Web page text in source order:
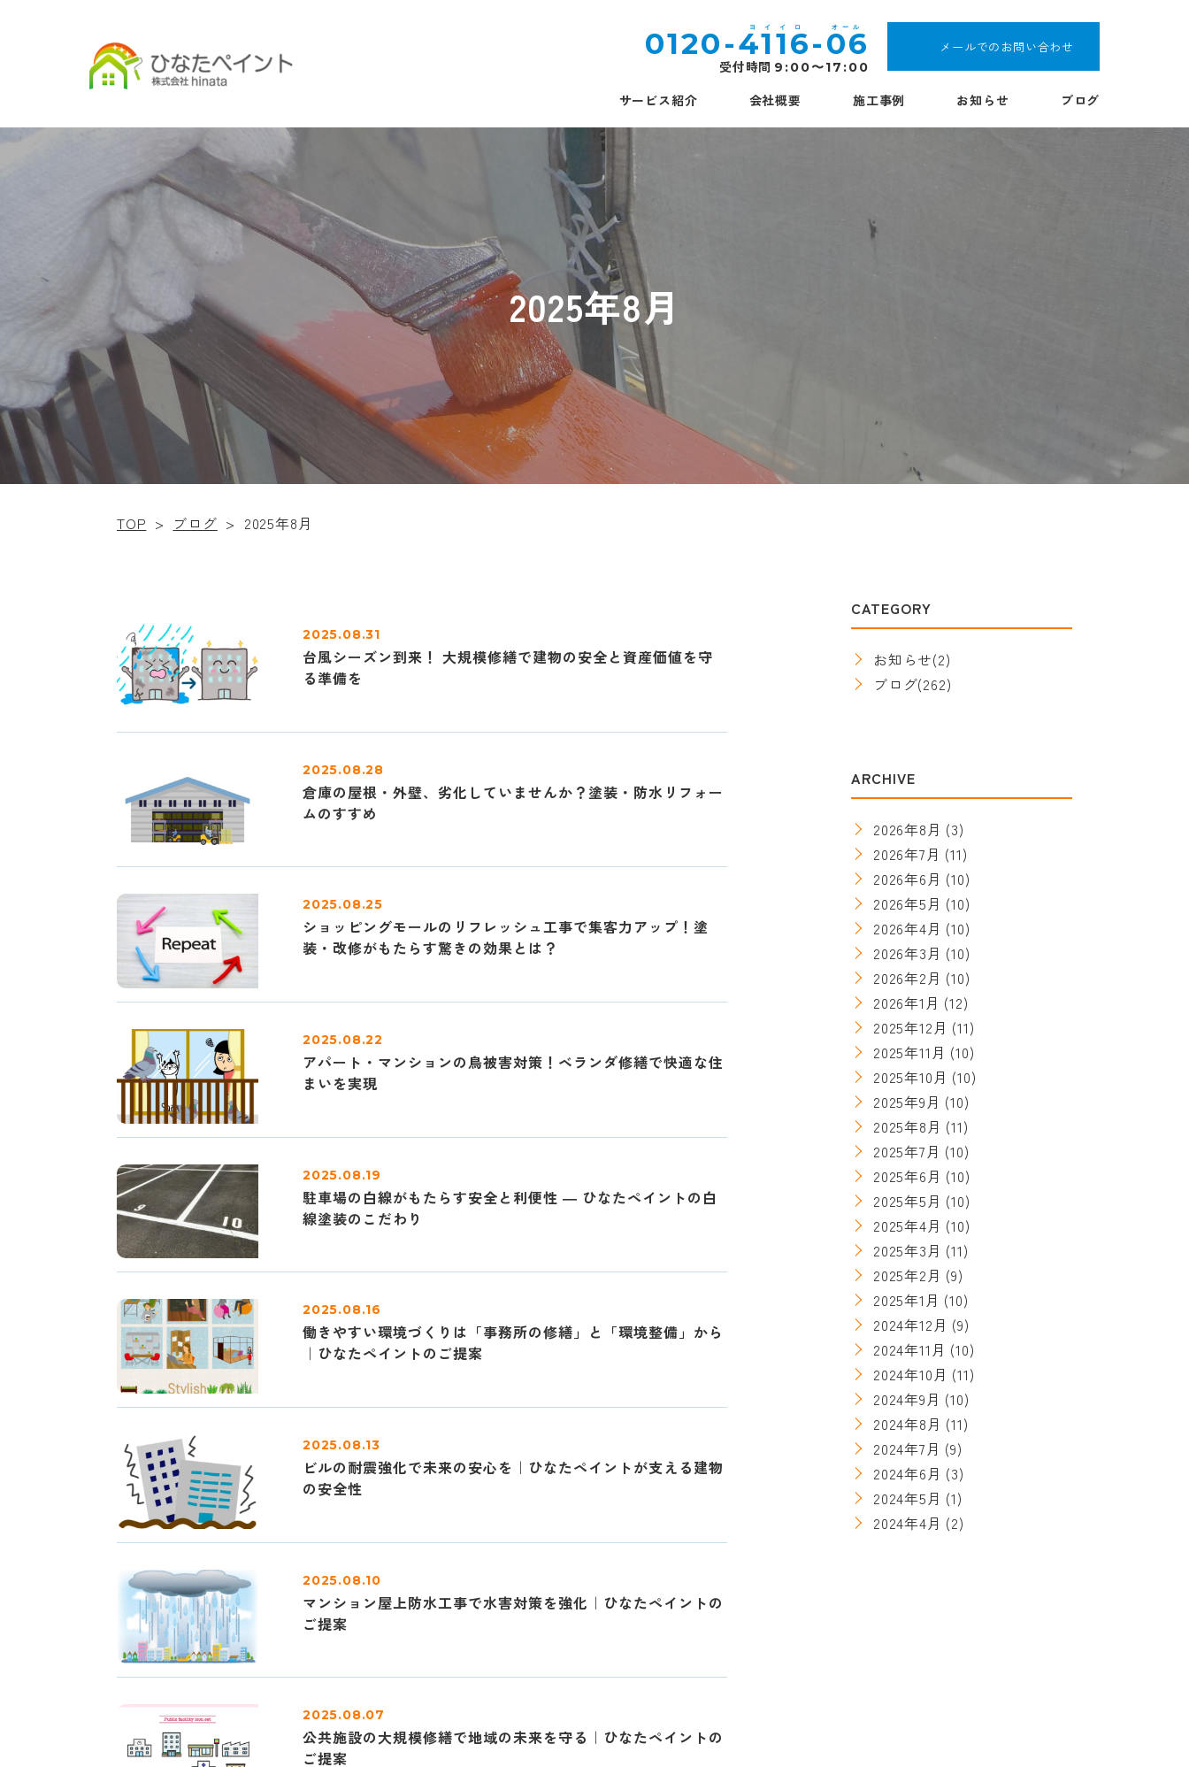
0120-4116-06
受付時間 9:00〜17:00
メールでのお問い合わせ
サービス紹介 会社概要 施工事例 お知らせ ブログ
2025年8月
TOP > ブログ > 2025年8月
2025.08.31
台風シーズン到来！ 大規模修繕で建物の安全と資産価値を守
る準備を
2025.08.28
倉庫の屋根・外壁、劣化していませんか？塗装・防水リフォー
ムのすすめ
2025.08.25
ショッピングモールのリフレッシュ工事で集客力アップ！塗
装・改修がもたらす驚きの効果とは？
2025.08.22
アパート・マンションの鳥被害対策！ベランダ修繕で快適な住
まいを実現
2025.08.19
駐車場の白線がもたらす安全と利便性 ― ひなたペイントの白
線塗装のこだわり
2025.08.16
働きやすい環境づくりは「事務所の修繕」と「環境整備」から
｜ひなたペイントのご提案
2025.08.13
ビルの耐震強化で未来の安心を｜ひなたペイントが支える建物
の安全性
2025.08.10
マンション屋上防水工事で水害対策を強化｜ひなたペイントの
ご提案
2025.08.07
公共施設の大規模修繕で地域の未来を守る｜ひなたペイントの
ご提案
CATEGORY
お知らせ(2)
ブログ(262)
ARCHIVE
2026年8月 (3)
2026年7月 (11)
2026年6月 (10)
2026年5月 (10)
2026年4月 (10)
2026年3月 (10)
2026年2月 (10)
2026年1月 (12)
2025年12月 (11)
2025年11月 (10)
2025年10月 (10)
2025年9月 (10)
2025年8月 (11)
2025年7月 (10)
2025年6月 (10)
2025年5月 (10)
2025年4月 (10)
2025年3月 (11)
2025年2月 (9)
2025年1月 (10)
2024年12月 (9)
2024年11月 (10)
2024年10月 (11)
2024年9月 (10)
2024年8月 (11)
2024年7月 (9)
2024年6月 (3)
2024年5月 (1)
2024年4月 (2)